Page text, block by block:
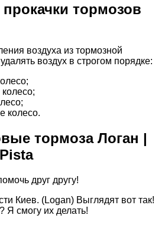
тормозов
воздуха из тормозной
воздух в строгом порядке:
колесо.
тормоза Логан |
друг другу!
Киев. (Logan) Выглядят вот так!
Я смогу их делать!